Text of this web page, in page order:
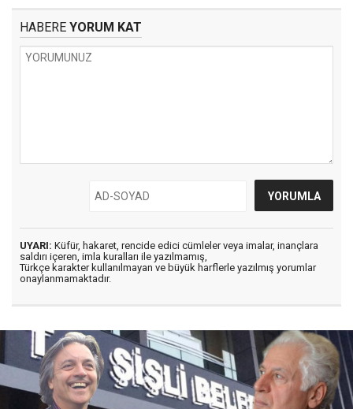
HABERE YORUM KAT
UYARI: Küfür, hakaret, rencide edici cümleler veya imalar, inançlara
saldırı içeren, imla kuralları ile yazılmamış,
Türkçe karakter kullanılmayan ve büyük harflerle yazılmış yorumlar
onaylanmamaktadır.